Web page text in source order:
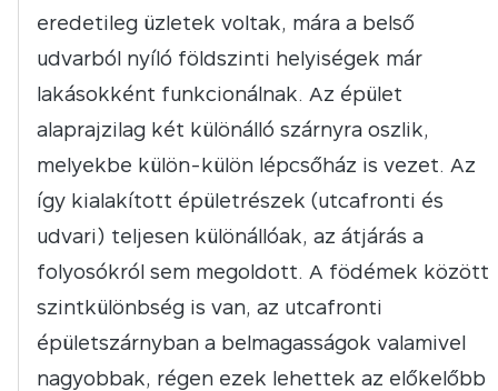
eredetileg üzletek voltak, mára a belső
udvarból nyíló földszinti helyiségek már
lakásokként funkcionálnak. Az épület
alaprajzilag két különálló szárnyra oszlik,
melyekbe külön-külön lépcsőház is vezet. Az
így kialakított épületrészek (utcafronti és
udvari) teljesen különállóak, az átjárás a
folyosókról sem megoldott. A födémek között
szintkülönbség is van, az utcafronti
épületszárnyban a belmagasságok valamivel
nagyobbak, régen ezek lehettek az előkelőbb